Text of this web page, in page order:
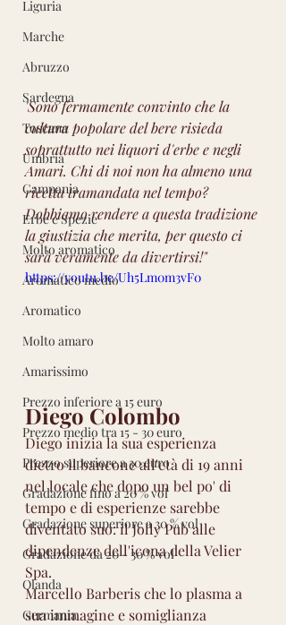
Liguria
Marche
Abruzzo
Sardegna
Toscana
Umbria
Campania
Erbe e Spezie
Molto aromatico
Aromatico medio
Aromatico
Molto amaro
Amarissimo
Prezzo inferiore a 15 euro
Prezzo medio tra 15 - 30 euro
Prezzo superiore a 30 euro
Gradazione fino a 20 % vol
Gradazione superiore a 30 % vol
Gradazione da 20 - 30 % vol
Olanda
Germania
'Sono fermamente convinto che la
cultura popolare del bere risieda
soprattutto nei liquori d'erbe e negli
Amari. Chi di noi non ha almeno una
ricetta tramandata nel tempo?
Dobbiamo rendere a questa tradizione
la giustizia che merita, per questo ci
sarà veramente da divertirsi!"
https://youtu.be/Uh5Lm0m3vF0
Diego Colombo
Diego inizia la sua esperienza
dietro il bancone all'età di 19 anni
nel locale che dopo un bel po' di
tempo e di esperienze sarebbe
diventato suo: il Jolly Pub alle
dipendenze dell'icona della Velier
Spa.
Marcello Barberis che lo plasma a
sua immagine e somiglianza